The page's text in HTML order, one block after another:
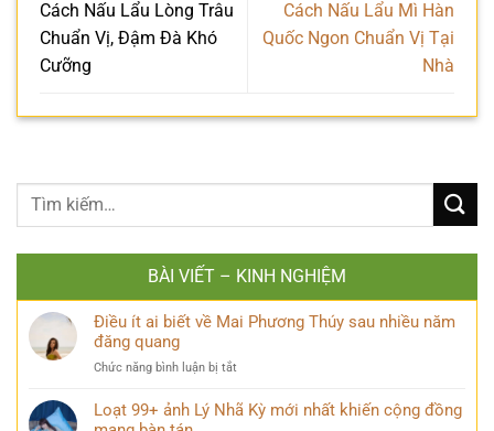
Cách Nấu Lẩu Lòng Trâu
Chuẩn Vị, Đậm Đà Khó
Cưỡng
Cách Nấu Lẩu Mì Hàn
Quốc Ngon Chuẩn Vị Tại
Nhà
BÀI VIẾT – KINH NGHIỆM
Điều ít ai biết về Mai Phương Thúy sau nhiều năm
đăng quang
Chức năng bình luận bị tắt
ít
Loạt 99+ ảnh Lý Nhã Kỳ mới nhất khiến cộng đồng